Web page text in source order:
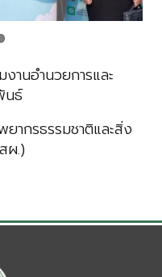
านอำนวยการและ
นธ์
ากรธรรมชาติและสิ่ง
ผ.)